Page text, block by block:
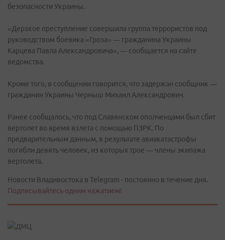
безопасности Украины.
«Дерзкое преступление совершила группа террористов под
руководством боевика «Гроза» — гражданина Украины
Карцева Павла Александровича», — сообщается на сайте
ведомства.
Кроме того, в сообщении говорится, что задержан сообщник —
гражданин Украины Черныш Михаил Александрович.
Ранее сообщалось, что под Славянском ополченцами был сбит
вертолет во время взлета с помощью ПЗРК. По
предварительным данным, в результате авиакатастрофы
погибли девять человек, из которых трое — члены экипажа
вертолета.
Новости Владивостока в Telegram - постоянно в течение дня.
Подписывайтесь одним нажатием!